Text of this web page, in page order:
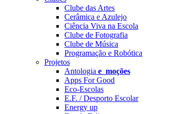
Clube das Artes
Cerâmica e Azulejo
Ciência Viva na Escola
Clube de Fotografia
Clube de Música
Programação e Robótica
Projetos
Antologia e_moções
Apps For Good
Eco-Escolas
E.F. / Desporto Escolar
Energy up